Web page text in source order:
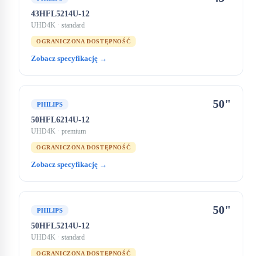
43HFL5214U-12
UHD4K · standard
OGRANICZONA DOSTĘPNOŚĆ
Zobacz specyfikację →
PHILIPS 50"
50HFL6214U-12
UHD4K · premium
OGRANICZONA DOSTĘPNOŚĆ
Zobacz specyfikację →
PHILIPS 50"
50HFL5214U-12
UHD4K · standard
OGRANICZONA DOSTĘPNOŚĆ